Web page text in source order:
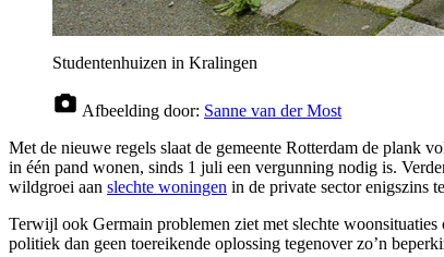
Studentenhuizen in Kralingen
Afbeelding door: Sanne van der Most
Met de nieuwe regels slaat de gemeente Rotterdam de plank
in één pand wonen, sinds 1 juli een vergunning nodig is.
wildgroei aan slechte woningen in de private sector enigszins
Terwijl ook Germain problemen ziet met slechte
politiek dan geen toereikende oplossing tegenover zo’n